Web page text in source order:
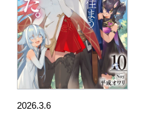
2026.3.6